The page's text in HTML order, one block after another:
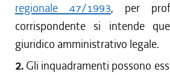
regionale 47/1993, per
corrispondente si intende
giuridico amministrativo legale.
2. Gli inquadramenti possono